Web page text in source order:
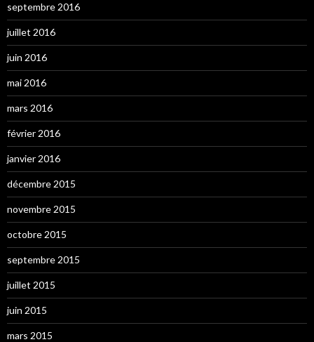
septembre 2016
juillet 2016
juin 2016
mai 2016
mars 2016
février 2016
janvier 2016
décembre 2015
novembre 2015
octobre 2015
septembre 2015
juillet 2015
juin 2015
mars 2015